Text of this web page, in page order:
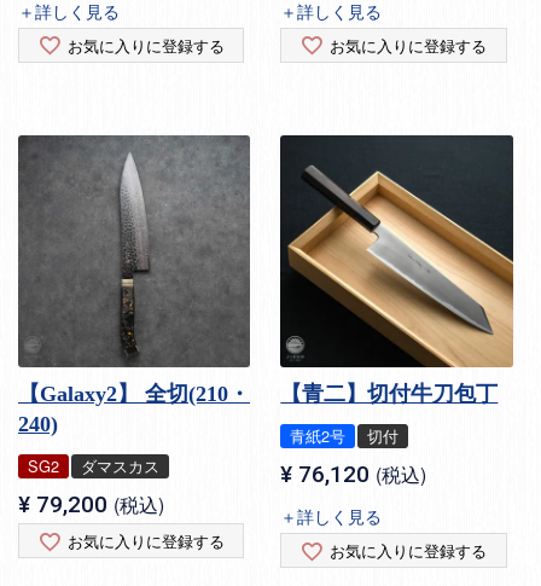
＋詳しく見る
お気に入りに登録する
＋詳しく見る
お気に入りに登録する
【Galaxy2】 全切(210・
240)
SG2 ダマスカス
¥ 79,200 税込
お気に入りに登録する
【青二】切付牛刀包丁
青紙2号 切付
¥ 76,120 税込
＋詳しく見る
お気に入りに登録する